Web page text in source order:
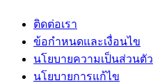
ติดต่อเรา
ข้อกำหนดและเงื่อนไข
นโยบายความเป็นส่วนตัว
นโยบายการแก้ไข